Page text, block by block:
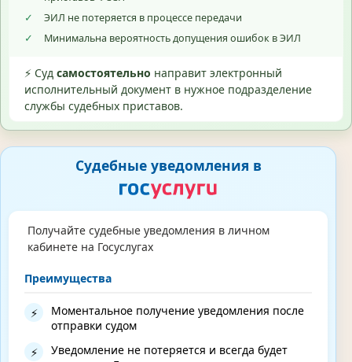
✓
ЭИЛ не потеряется в процессе передачи
✓
Минимальна вероятность допущения ошибок в ЭИЛ
⚡ Суд самостоятельно направит электронный
исполнительный документ в нужное подразделение
службы судебных приставов.
Судебные уведомления в
Получайте судебные уведомления в личном
кабинете на Госуслугах
Преимущества
⚡
Моментальное получение уведомления после
отправки судом
⚡
Уведомление не потеряется и всегда будет